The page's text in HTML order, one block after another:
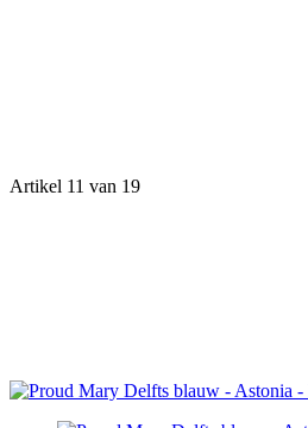
Artikel 11 van 19